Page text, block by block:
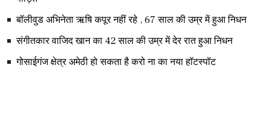
बॉलीवुड अभिनेता ऋषि कपूर नहीं रहे , 67 साल की उम्र में हुआ निधन
संगीतकार वाजिद खान का 42 साल की उम्र में देर रात हुआ निधन
गोसाईगंज क्षेत्र अमेठी हो सकता है करो ना का नया हॉटस्पॉट